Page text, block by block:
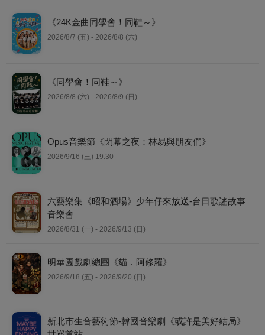
《24K金曲同學會！同鞋～》
2026/8/7 (五) - 2026/8/8 (六)
《同學會！同鞋～》
2026/8/8 (六) - 2026/8/9 (日)
Opus音樂節《閉幕之夜：林易與朋友們》
2026/9/16 (三) 19:30
六藝樂集《昭和酒場》少年仔來放送-台日歌謠故事
音樂會
2026/8/31 (一) - 2026/9/13 (日)
明華園戲劇總團《貓．阿修羅》
2026/9/18 (五) - 2026/9/20 (日)
新北市生音藝術節-韓國音樂劇《或許是美好結局》